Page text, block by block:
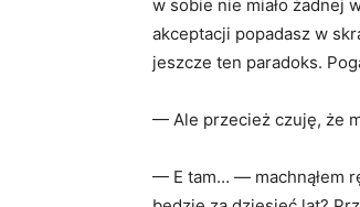
w sobie nie miało żadnej
akceptacji popadasz w
jeszcze ten paradoks.
— Ale przecież czuję, że
— E tam… — machnąłem